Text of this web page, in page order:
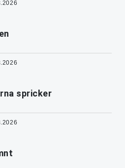
spricker